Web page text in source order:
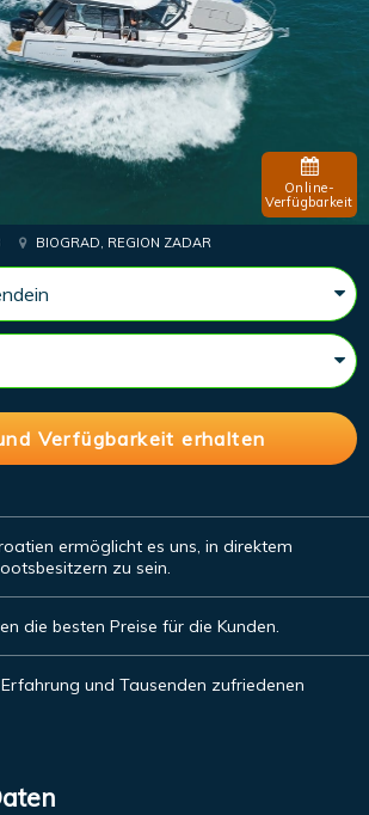
Online-
Verfügbarkeit
BIOGRAD, REGION ZADAR
ermöglicht es uns, in direktem
zu sein.
die besten Preise für die Kunden.
und Tausenden zufriedenen